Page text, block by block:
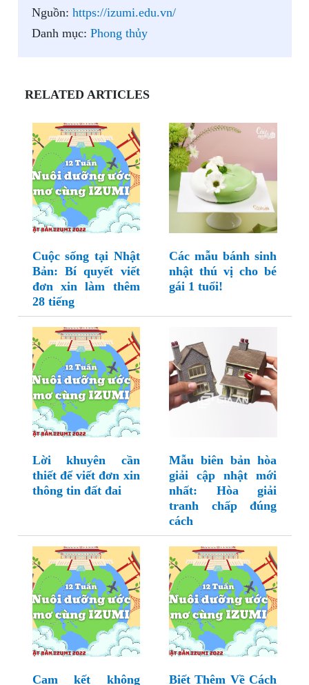
Nguồn: https://izumi.edu.vn/
Danh mục: Phong thủy
RELATED ARTICLES
Cuộc sống tại Nhật
Bản: Bí quyết viết
đơn xin làm thêm
28 tiếng
Các mẫu bánh sinh
nhật thú vị cho bé
gái 1 tuổi!
Lời khuyên cần
thiết để viết đơn xin
thông tin đất đai
Mẫu biên bản hòa
giải cập nhật mới
nhất: Hòa giải
tranh chấp đúng
cách
Cam kết không Biết Thêm Về Cách